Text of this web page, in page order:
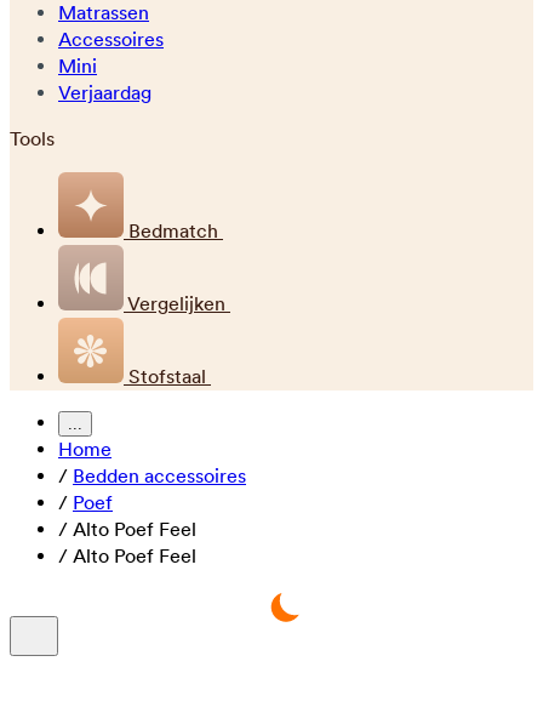
Matrassen
Accessoires
Mini
Verjaardag
Tools
Bedmatch
Vergelijken
Stofstaal
...
Home
/ Bedden accessoires
/ Poef
/ Alto Poef Feel
/ Alto Poef Feel